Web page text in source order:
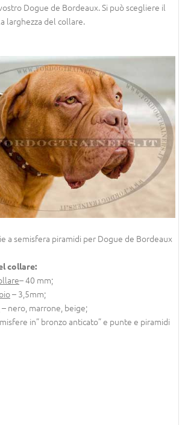
Dogue de Bordeaux. Si può scegliere il
larghezza del collare.
a semisfera piramidi per Dogue de Bordeaux
collare:
– 40 mm;
– 3,5mm;
– nero, marrone, beige;
in” bronzo anticato” e punte e piramidi